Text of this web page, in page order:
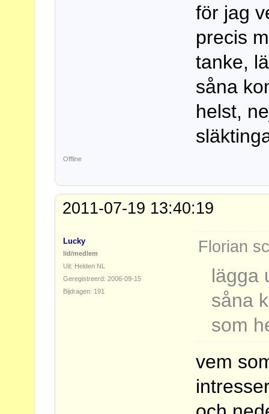
för jag
precis
tanke,
såna
helst,
Offline
2011-07-19 13:40:19
Lucky
lid/medlem
Uit: Helden NL
Geregistreerd: 2006-09-15
Bijdragen: 191
Florian
lägga
såna
som
vem